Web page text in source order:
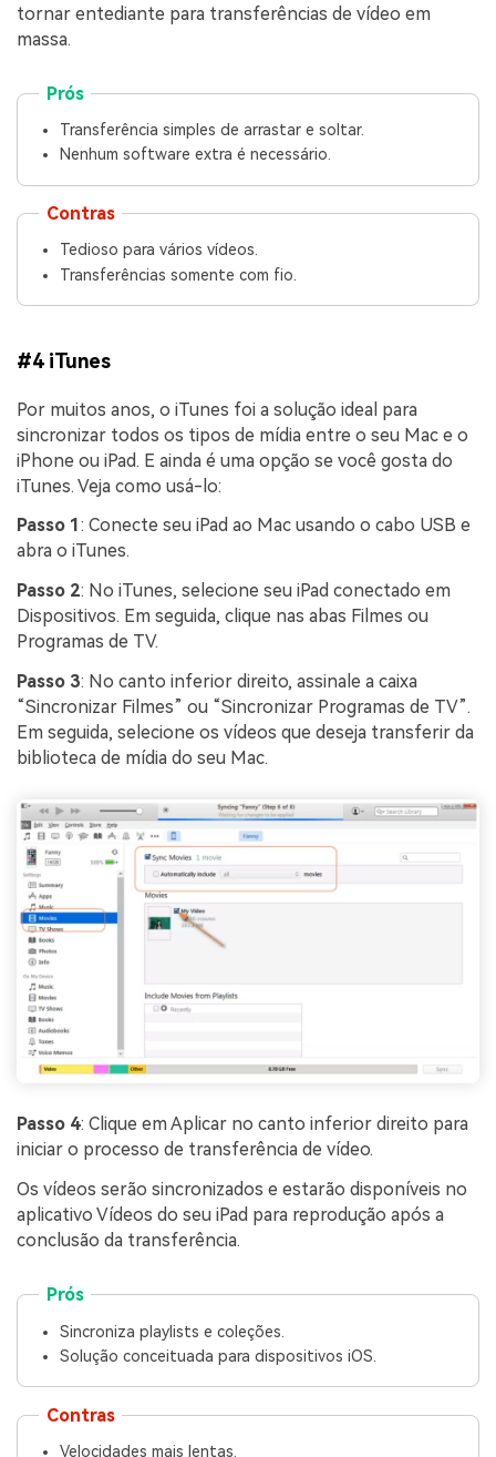
tornar entediante para transferências de vídeo em
massa.
Prós
Transferência simples de arrastar e soltar.
Nenhum software extra é necessário.
Contras
Tedioso para vários vídeos.
Transferências somente com fio.
#4 iTunes
Por muitos anos, o iTunes foi a solução ideal para
sincronizar todos os tipos de mídia entre o seu Mac e o
iPhone ou iPad. E ainda é uma opção se você gosta do
iTunes. Veja como usá-lo:
Passo 1 : Conecte seu iPad ao Mac usando o cabo USB e
abra o iTunes.
Passo 2: No iTunes, selecione seu iPad conectado em
Dispositivos. Em seguida, clique nas abas Filmes ou
Programas de TV.
Passo 3: No canto inferior direito, assinale a caixa
“Sincronizar Filmes” ou “Sincronizar Programas de TV”.
Em seguida, selecione os vídeos que deseja transferir da
biblioteca de mídia do seu Mac.
Passo 4: Clique em Aplicar no canto inferior direito para
iniciar o processo de transferência de vídeo.
Os vídeos serão sincronizados e estarão disponíveis no
aplicativo Vídeos do seu iPad para reprodução após a
conclusão da transferência.
Prós
Sincroniza playlists e coleções.
Solução conceituada para dispositivos iOS.
Contras
Velocidades mais lentas.